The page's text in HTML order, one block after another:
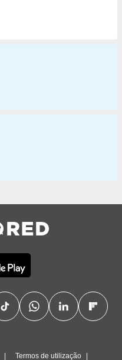
Termos de utilização